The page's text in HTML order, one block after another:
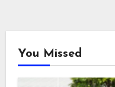
You Missed